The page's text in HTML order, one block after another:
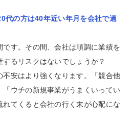
代の方は40年近い年月を会社で過
す。その間、会社は順調に業績を
るリスクはないでしょうか？
安はより強くなります。「競合他
ウチの新規事業がうまくいってい
てくると会社の行く末が心配にな